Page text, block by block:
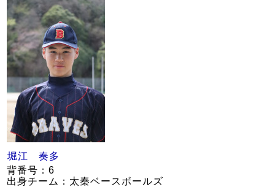
堀江 奏多
背番号：6
出身チーム：太秦ベースボールズ